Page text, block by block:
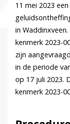
11 mei 2023
in
kenmerk 2023-
zijn
in de periode
op 17 juli 2023.
kenmerk 2023-